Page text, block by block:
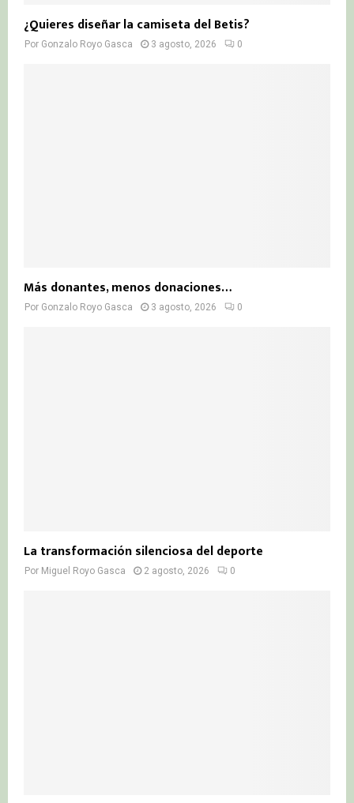
¿Quieres diseñar la camiseta del Betis?
Por Gonzalo Royo Gasca 3 agosto, 2026 0
Más donantes, menos donaciones…
Por Gonzalo Royo Gasca 3 agosto, 2026 0
La transformación silenciosa del deporte
Por Miguel Royo Gasca 2 agosto, 2026 0